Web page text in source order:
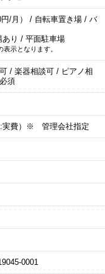
/月） / 自転車置き場 / バ
あり / 平面駐車場
示となります。
/ 楽器相談可 / ピアノ相
須
:実費）※ 管理会社指定
0001